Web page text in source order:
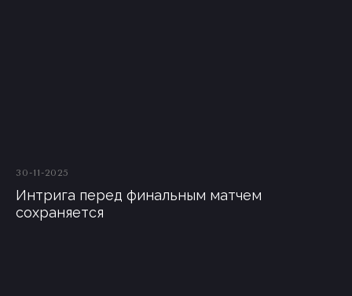
30-11-2025
Интрига перед финальным матчем
сохраняется